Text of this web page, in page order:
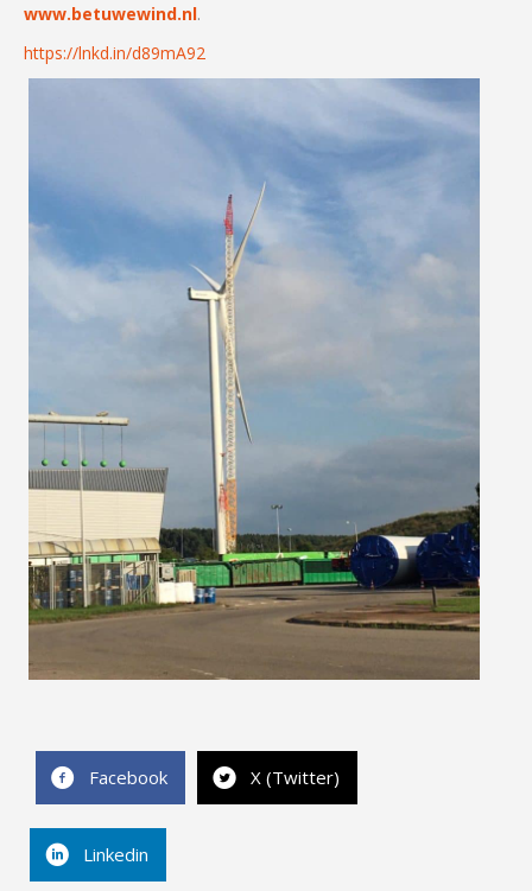
www.betuwewind.nl.
https://lnkd.in/d89mA92
Facebook X (Twitter)
Linkedin